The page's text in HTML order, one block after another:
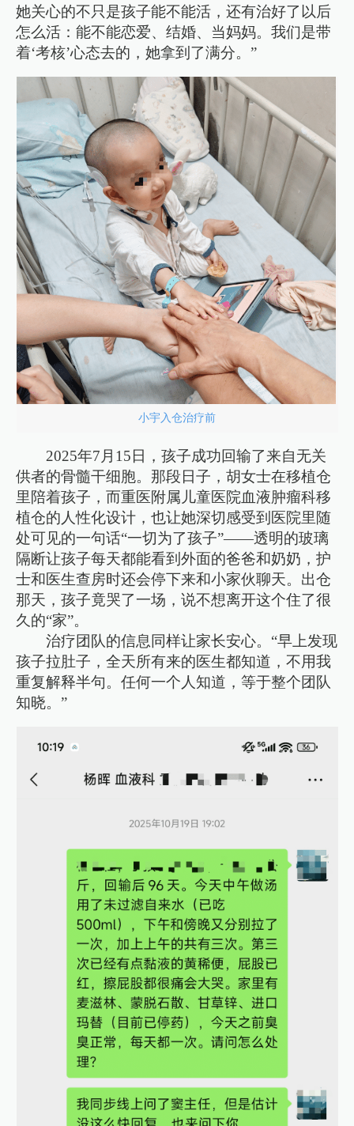
她关心的不只是孩子能不能活，还有治好了以后
怎么活：能不能恋爱、结婚、当妈妈。我们是带
着‘考核’心态去的，她拿到了满分。”
小宇入仓治疗前
2025年7月15日，孩子成功回输了来自无关
供者的骨髓干细胞。那段日子，胡女士在移植仓
里陪着孩子，而重医附属儿童医院血液肿瘤科移
植仓的人性化设计，也让她深切感受到医院里随
处可见的一句话“一切为了孩子”——透明的玻璃
隔断让孩子每天都能看到外面的爸爸和奶奶，护
士和医生查房时还会停下来和小家伙聊天。出仓
那天，孩子竟哭了一场，说不想离开这个住了很
久的“家”。
治疗团队的信息同样让家长安心。“早上发现
孩子拉肚子，全天所有来的医生都知道，不用我
重复解释半句。任何一个人知道，等于整个团队
知晓。”